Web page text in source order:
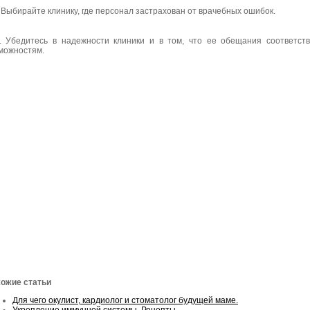
клинику, где персонал застрахован от врачебных ошибок.
Убедитесь в надежности клиники и в том, что ее обещания
статьи
Для чего окулист, кардиолог и стоматолог будущей маме.